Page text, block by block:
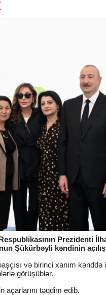
Prezidenti
Şükürbəyli kəndinin
və birinci xanım kənddə
görüşüblər.
təqdim edib.